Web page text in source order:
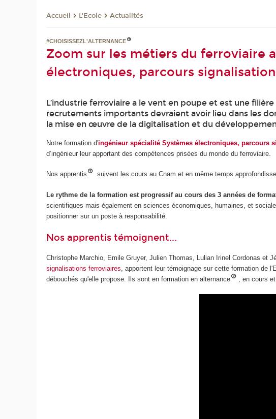
Accueil L'Ecole Actualités
#CHOISISSEZL'ALTERNANCE
Zoom sur les métiers du ferroviaire
électroniques, parcours
L’industrie ferroviaire a le vent en poupe et est une
recrutements importants devraient avoir lieu dans les
la mise en œuvre de la digitalisation et du
Notre formation d'ingénieur spécialité Systèmes électroniques, parcours
d’ingénieur leur apportant des compétences prisées du monde du ferroviaire.
Nos apprentis suivent les cours au Cnam et en même temps
Le rythme de la formation est progressif au cours des 3 années de
scientifiques mais également en sciences économiques, humaines, et
positionner sur un poste à responsabilité.
Nos apprentis témoignent...
Christophe Marchio, Emile Gruyer, Julien Thomas, Lulian Irinel Cordonas et
signalisations ferroviaires , apportent leur témoignage sur cette formation de
débouchés qu'elle propose. Ils sont en formation en alternance
, en cours